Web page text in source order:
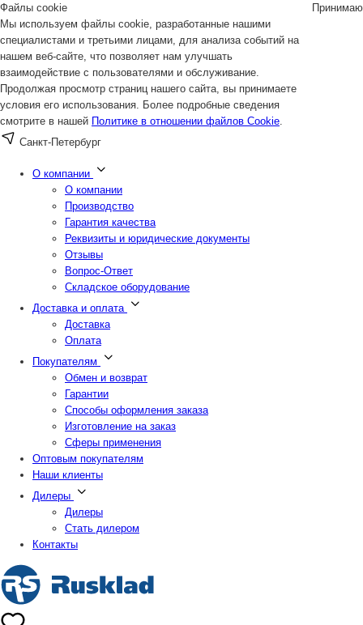
Файлы cookie
Мы используем файлы cookie, разработанные нашими
специалистами и третьими лицами, для анализа событий на
нашем веб-сайте, что позволяет нам улучшать
взаимодействие с пользователями и обслуживание.
Продолжая просмотр страниц нашего сайта, вы принимаете
условия его использования. Более подробные сведения
смотрите в нашей Политике в отношении файлов Cookie.
Принимаю
Санкт-Петербург
О компании
О компании
Производство
Гарантия качества
Реквизиты и юридические документы
Отзывы
Вопрос-Ответ
Складское оборудование
Доставка и оплата
Доставка
Оплата
Покупателям
Обмен и возврат
Гарантии
Способы оформления заказа
Изготовление на заказ
Сферы применения
Оптовым покупателям
Наши клиенты
Дилеры
Дилеры
Стать дилером
Контакты